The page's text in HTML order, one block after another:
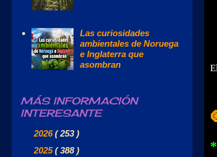
*
Las curiosidades
ambientales de Noruega
e Inglaterra que
asombran
MÁS INFORMACIÓN
INTERESANTE
2026( 253 )
2025( 388 )